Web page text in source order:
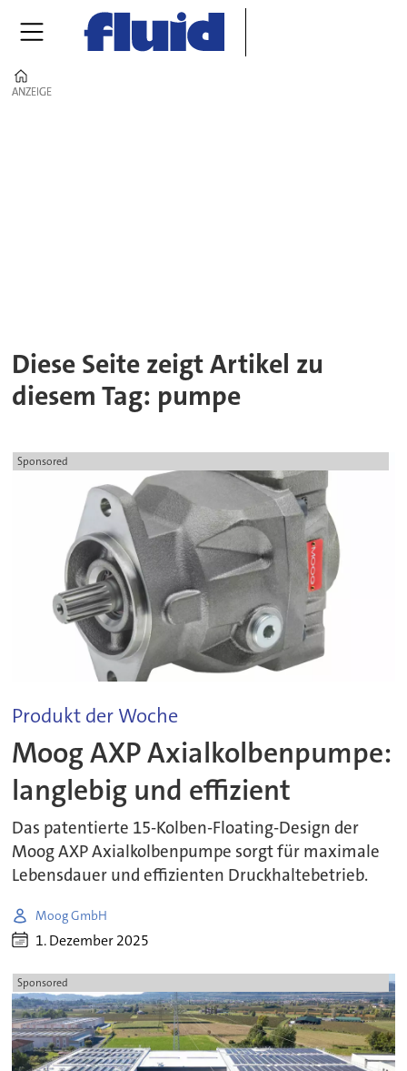
ANZEIGE
ANZEIGE
Diese Seite zeigt Artikel zu
diesem Tag: pumpe
Sponsored
Produkt der Woche
Moog AXP Axialkolbenpumpe:
langlebig und effizient
Das patentierte 15-Kolben-Floating-Design der
Moog AXP Axialkolbenpumpe sorgt für maximale
Lebensdauer und effizienten Druckhaltebetrieb.
Moog GmbH
1. Dezember 2025
Sponsored